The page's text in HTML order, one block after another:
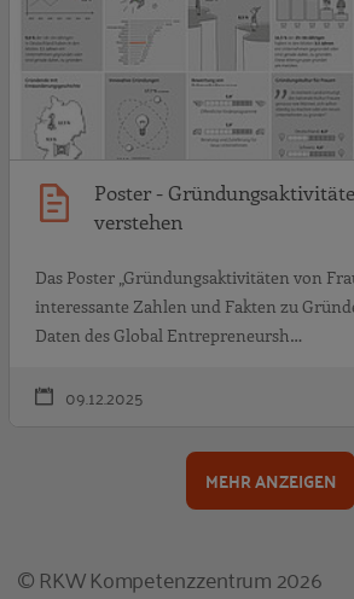
Poster -
verstehen
Das Poster „Gründungsaktivitäten von
interessante Zahlen und Fakten zu
Daten des Global Entrepreneursh…
09.12.2025
MEHR ANZEIGEN
© RKW Kompetenzzentrum 2026